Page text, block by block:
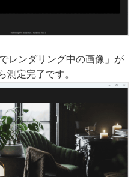
レンダリング中の画像」が
定完了です。